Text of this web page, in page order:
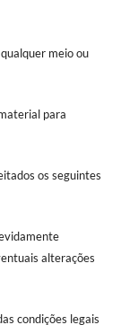
meio ou
para
os seguintes
alterações
condições legais